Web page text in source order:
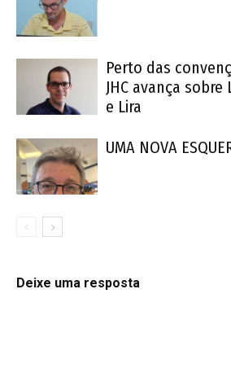
Perto das
JHC avança
e Lira
UMA NOVA
Deixe uma resposta